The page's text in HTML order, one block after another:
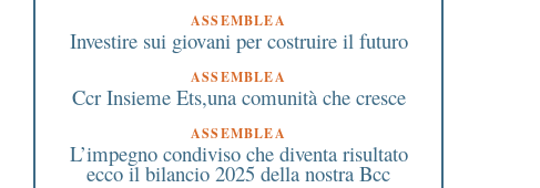
ASSEMBLEA
Investire sui giovani per costruire il futuro
ASSEMBLEA
Ccr Insieme Ets,una comunità che cresce
ASSEMBLEA
L’impegno condiviso che diventa risultato
ecco il bilancio 2025 della nostra Bcc